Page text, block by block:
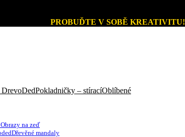
PROBUĎTE V SOBĚ KREATIVITU!
Pokladničky – stírací
Obrazy na zeď
Dřevěné mandaly